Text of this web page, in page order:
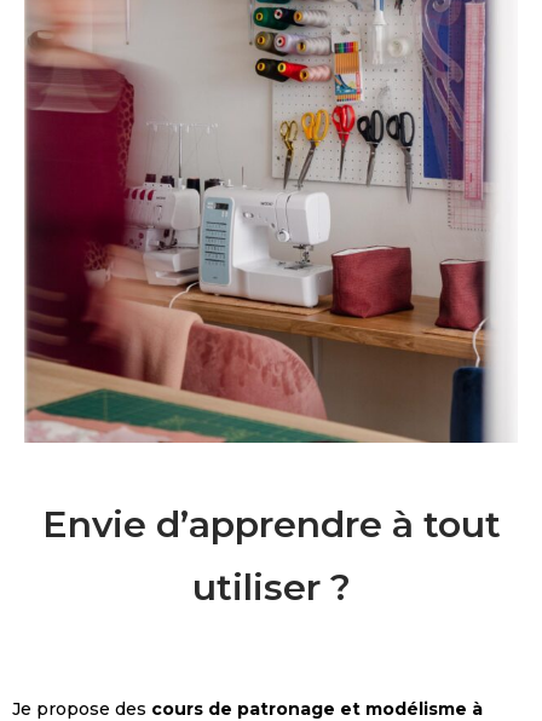
Envie d’apprendre à tout
utiliser ?
Je propose des cours de patronage et modélisme à